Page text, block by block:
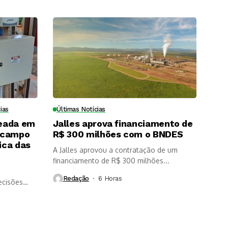
em
das
Últimas Notícias
Jalles aprova financiamento de
R$ 300 milhões com o BNDES
A Jalles aprovou a contratação de um
financiamento de R$ 300 milhões...
Redação 6 Horas ⁮